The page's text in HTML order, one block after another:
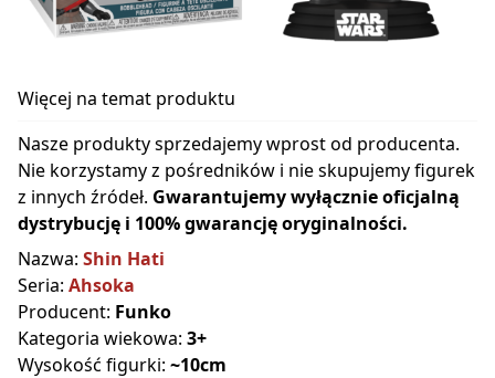
Więcej na temat produktu
Nasze produkty sprzedajemy wprost od producenta.
Nie korzystamy z pośredników i nie skupujemy figurek
z innych źródeł. Gwarantujemy wyłącznie oficjalną
dystrybucję i 100% gwarancję oryginalności.
Nazwa: Shin Hati
Seria: Ahsoka
Producent: Funko
Kategoria wiekowa: 3+
Wysokość figurki: ~10cm